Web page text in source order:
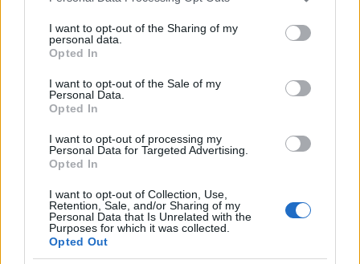
not limited to your visit or usage behaviour. You may click to
grant or deny consent to Google and its third-party tags to
use your data for below specified purposes in below Google
consent section.
I want to opt-out of the Sharing of my
personal data.
Opted In
I want to opt-out of the Sale of my
Personal Data.
Opted In
I want to opt-out of processing my
Personal Data for Targeted Advertising.
Opted In
I want to opt-out of Collection, Use,
Retention, Sale, and/or Sharing of my
Personal Data that Is Unrelated with the
Purposes for which it was collected.
Opted Out
armato che ha attaccato la polizia a Dallas, in
Texas. Aveva erroneamente definito l’uomo armato
coraggioso e coraggioso in onda e lo aveva
collegato come parte di un attacco terroristico
sue stesse parole dicendo di aver seriamente
abusato delle parole e di essere sinceramente
dispiaciuta.
Una breve storia della CNN
CNN Newsroom è un programma di notizie